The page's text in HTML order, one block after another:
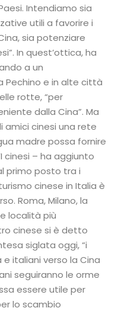
Intendiamo sia
utili a favorire i
sia potenziare
In quest’ottica, ha
a un
Pechino e in alte città
rotte, “per
dalla Cina”. Ma
amici cinesi una rete
madre possa fornire
cinesi – ha aggiunto
primo posto tra i
cinese in Italia è
Roma, Milano, la
località più
cinese si è detto
siglata oggi, “i
e italiani verso la Cina
seguiranno le orme
essere utile per
lo scambio